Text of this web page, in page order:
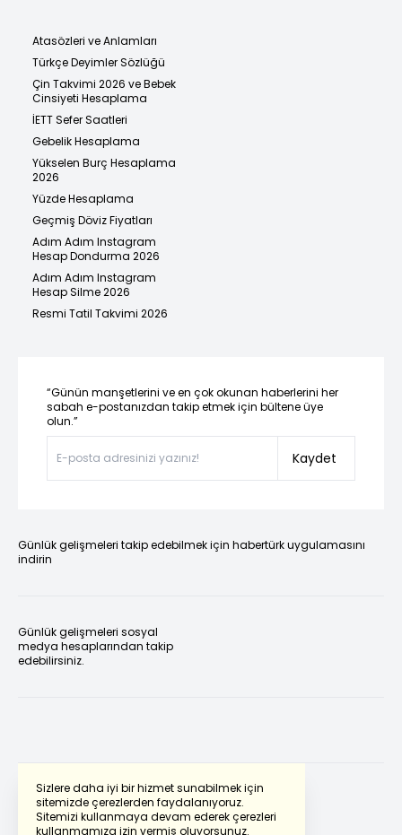
Sizlere daha iyi bir hizmet sunabilmek için
sitemizde çerezlerden faydalanıyoruz.
Sitemizi kullanmaya devam ederek çerezleri
kullanmamıza izin vermiş oluyorsunuz.
Atasözleri ve Anlamları
Türkçe Deyimler Sözlüğü
Çin Takvimi 2026 ve Bebek
Cinsiyeti Hesaplama
İETT Sefer Saatleri
Gebelik Hesaplama
Yükselen Burç Hesaplama
2026
Yüzde Hesaplama
Geçmiş Döviz Fiyatları
Adım Adım Instagram
Hesap Dondurma 2026
Adım Adım Instagram
Hesap Silme 2026
Resmi Tatil Takvimi 2026
“Günün manşetlerini ve en çok okunan haberlerini her
sabah e-postanızdan takip etmek için bültene üye
olun.”
Kaydet
Günlük gelişmeleri takip edebilmek için habertürk uygulamasını
indirin
Günlük gelişmeleri sosyal
medya hesaplarından takip
edebilirsiniz.
Powered by Translate